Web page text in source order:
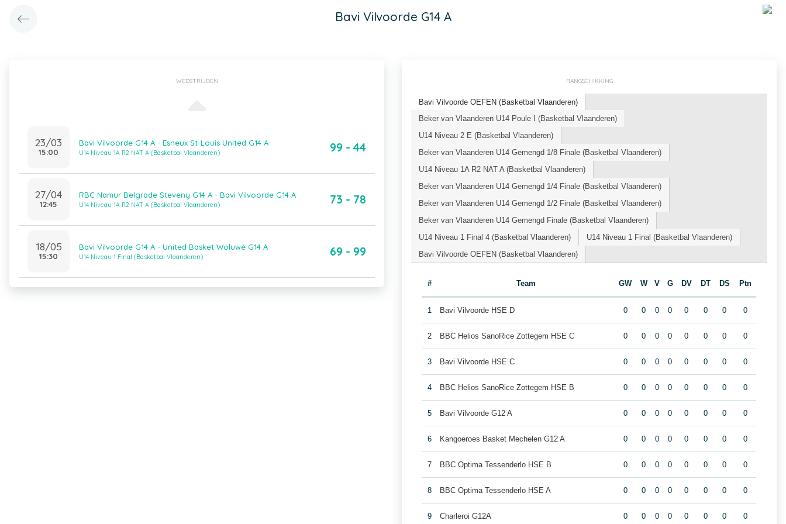
Bavi Vilvoorde G14 A
WEDSTRIJDEN
23/03
15:00
Bavi Vilvoorde G14 A - Esneux St-Louis United G14 A
U14 Niveau 1A R2 NAT A (Basketbal Vlaanderen) 99 - 44
27/04
12:45
RBC Namur Belgrade Steveny G14 A - Bavi Vilvoorde G14 A
U14 Niveau 1A R2 NAT A (Basketbal Vlaanderen) 73 - 78
18/05
15:30
Bavi Vilvoorde G14 A - United Basket Woluwé G14 A
U14 Niveau 1 Final (Basketbal Vlaanderen) 69 - 99
RANGSCHIKKING
Bavi Vilvoorde OEFEN (Basketbal Vlaanderen)
Beker van Vlaanderen U14 Poule I (Basketbal Vlaanderen)
U14 Niveau 2 E (Basketbal Vlaanderen)
Beker van Vlaanderen U14 Gemengd 1/8 Finale (Basketbal Vlaanderen)
U14 Niveau 1A R2 NAT A (Basketbal Vlaanderen)
Beker van Vlaanderen U14 Gemengd 1/4 Finale (Basketbal Vlaanderen)
Beker van Vlaanderen U14 Gemengd 1/2 Finale (Basketbal Vlaanderen)
Beker van Vlaanderen U14 Gemengd Finale (Basketbal Vlaanderen)
U14 Niveau 1 Final 4 (Basketbal Vlaanderen)
U14 Niveau 1 Final (Basketbal Vlaanderen)
Bavi Vilvoorde OEFEN (Basketbal Vlaanderen)
# Team GW W V G DV DT DS Ptn
1 Bavi Vilvoorde HSE D 0 0 0 0 0 0 0 0
2 BBC Helios SanoRice Zottegem HSE C 0 0 0 0 0 0 0 0
3 Bavi Vilvoorde HSE C 0 0 0 0 0 0 0 0
4 BBC Helios SanoRice Zottegem HSE B 0 0 0 0 0 0 0 0
5 Bavi Vilvoorde G12 A 0 0 0 0 0 0 0 0
6 Kangoeroes Basket Mechelen G12 A 0 0 0 0 0 0 0 0
7 BBC Optima Tessenderlo HSE B 0 0 0 0 0 0 0 0
8 BBC Optima Tessenderlo HSE A 0 0 0 0 0 0 0 0
9 Charleroi G12A 0 0 0 0 0 0 0 0